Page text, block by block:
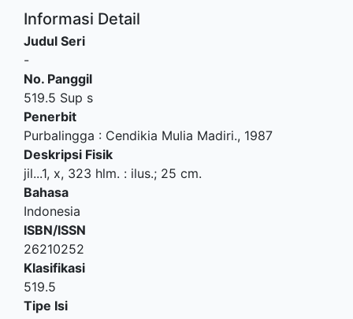
Informasi Detail
Judul Seri
-
No. Panggil
519.5 Sup s
Penerbit
Purbalingga : Cendikia Mulia Madiri., 1987
Deskripsi Fisik
jil...1, x, 323 hlm. : ilus.; 25 cm.
Bahasa
Indonesia
ISBN/ISSN
26210252
Klasifikasi
519.5
Tipe Isi